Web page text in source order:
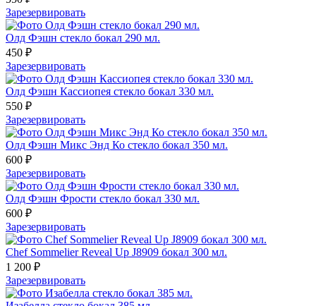
Зарезервировать
Олд Фэшн стекло бокал 290 мл.
450 ₽
Зарезервировать
Олд Фэшн Кассиопея стекло бокал 330 мл.
550 ₽
Зарезервировать
Олд Фэшн Микс Энд Ко стекло бокал 350 мл.
600 ₽
Зарезервировать
Олд Фэшн Фрости стекло бокал 330 мл.
600 ₽
Зарезервировать
Chef Sommelier Reveal Up J8909 бокал 300 мл.
1 200 ₽
Зарезервировать